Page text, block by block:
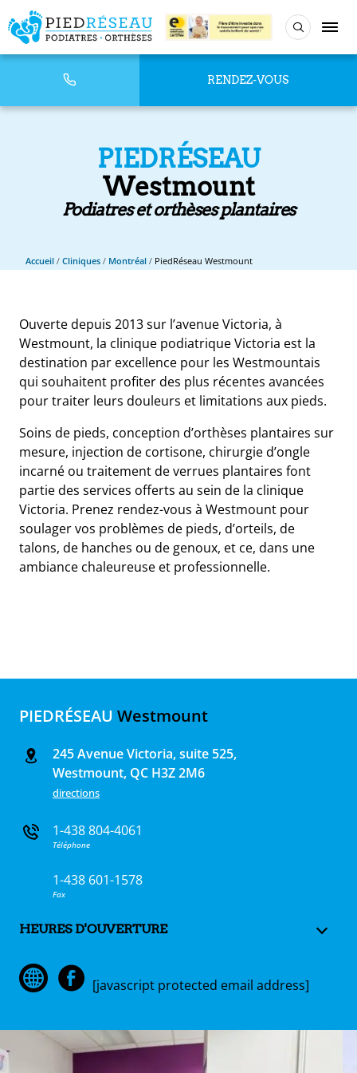
RENDEZ-VOUS
PIEDRÉSEAU
Westmount
Podiatres et orthèses plantaires
Accueil / Cliniques / Montréal / PiedRéseau Westmount
Ouverte depuis 2013 sur l’avenue Victoria, à
Westmount, la clinique podiatrique Victoria est la
destination par excellence pour les Westmountais
qui souhaitent profiter des plus récentes avancées
pour traiter leurs douleurs et limitations aux pieds.
Soins de pieds, conception d’orthèses plantaires sur
mesure, injection de cortisone, chirurgie d’ongle
incarné ou traitement de verrues plantaires font
partie des services offerts au sein de la clinique
Victoria. Prenez rendez-vous à Westmount pour
soulager vos problèmes de pieds, d’orteils, de
talons, de hanches ou de genoux, et ce, dans une
ambiance chaleureuse et professionnelle.
PIEDRÉSEAU Westmount
245 Avenue Victoria, suite 525,
Westmount, QC H3Z 2M6
directions
1-438 804-4061
Téléphone
1-438 601-1578
Fax
HEURES D'OUVERTURE
[javascript protected email address]